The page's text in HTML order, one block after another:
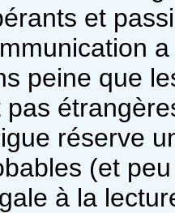
et
peine que
réserve
(et
à la